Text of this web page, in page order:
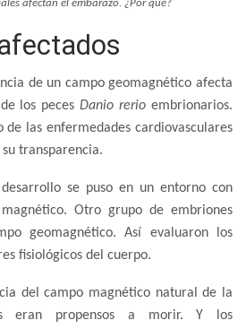
afectan el embarazo. ¿Por qué?
de un campo geomagnético afecta
los pecesDanio rerioembrionarios.
de las enfermedades cardiovasculares
su transparencia.
se puso en un entorno con
Otro grupo de embriones
geomagnético. Así evaluaron los
fisiológicos del cuerpo.
del campo magnético natural de la
eran propensos a morir. Y los